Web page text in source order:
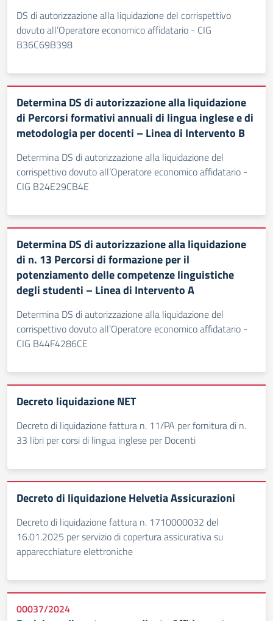
DS di autorizzazione alla liquidazione del corrispettivo
dovuto all’Operatore economico affidatario - CIG
B36C69B398
Determina DS di autorizzazione alla liquidazione
di Percorsi formativi annuali di lingua inglese e di
metodologia per docenti – Linea di Intervento B
Determina DS di autorizzazione alla liquidazione del
corrispettivo dovuto all’Operatore economico affidatario -
CIG B24E29CB4E
Determina DS di autorizzazione alla liquidazione
di n. 13 Percorsi di formazione per il
potenziamento delle competenze linguistiche
degli studenti – Linea di Intervento A
Determina DS di autorizzazione alla liquidazione del
corrispettivo dovuto all’Operatore economico affidatario -
CIG B44F4286CE
Decreto liquidazione NET
Decreto di liquidazione fattura n. 11/PA per fornitura di n.
33 libri per corsi di lingua inglese per Docenti
Decreto di liquidazione Helvetia Assicurazioni
Decreto di liquidazione fattura n. 1710000032 del
16.01.2025 per servizio di copertura assicurativa su
apparecchiature elettroniche
00037/2024